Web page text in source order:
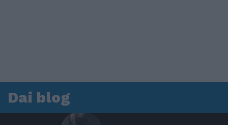
Dai blog